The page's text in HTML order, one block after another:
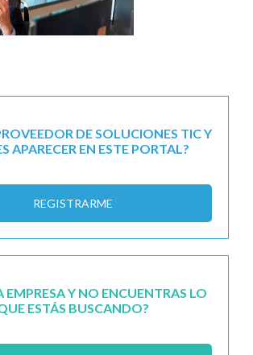
DE SOLUCIONES TIC Y
APARECER EN ESTE PORTAL?
REGISTRARME
EMPRESA Y NO ENCUENTRAS LO
ESTÁS BUSCANDO?